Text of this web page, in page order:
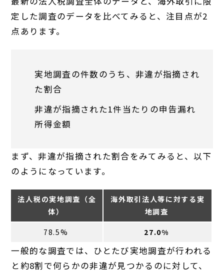
定した調査のデータを比べてみると、注目点が2
点あります。
実地調査の件数のうち、非違が指摘され
た割合
非違が指摘された1件当たりの申告漏れ
所得金額
まず、非違が指摘された割合をみてみると、以下
のようになっています。
法人税の実地調査（全
体）
海外取引法人等に対する実
地調査
78.5% 27.0%
一般的な調査では、ひとたび実地調査が行われる
と約8割で何らかの非違が見つかるのに対して、